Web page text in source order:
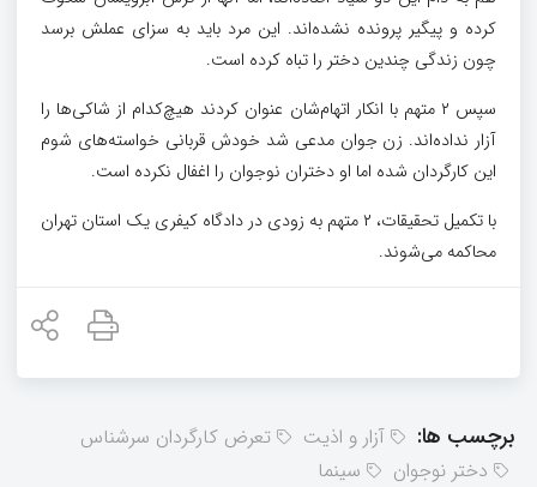
کرده و پیگیر پرونده نشده‌اند. این مرد باید به سزای عملش برسد
چون زندگی چندین دختر را تباه کرده است.
سپس ۲ متهم با انکار اتهام‌شان عنوان کردند هیچ‌کدام از شاکی‌ها را
آزار نداده‌اند. زن جوان مدعی شد خودش قربانی خواسته‌های شوم
این کارگردان شده اما او دختران نوجوان را اغفال نکرده است.
با تکمیل تحقیقات، ۲ متهم به زودی در دادگاه کیفری یک استان تهران
محاکمه می‌شوند.
برچسب ها: آزار و اذیت
تعرض کارگردان سرشناس
دختر نوجوان
سینما